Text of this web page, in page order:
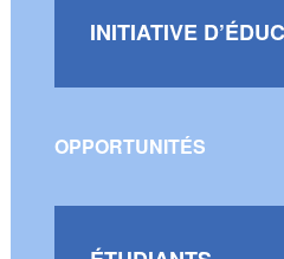
INITIATIVE
OPPORTUNITÉS